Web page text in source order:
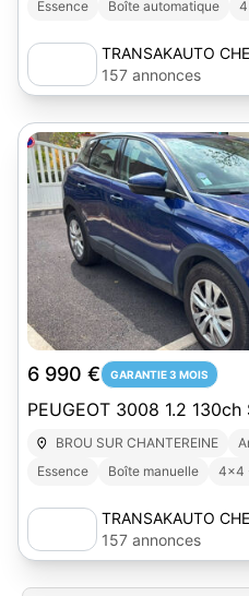
Essence
Boîte automatique
TRANSAKAUTO
157 annonces
6 990 € GARANTIE 3 MOIS
PEUGEOT 3008 1.2
BROU SUR CHANTEREINE
Essence
Boîte manuelle 4x4
TRANSAKAUTO
157 annonces